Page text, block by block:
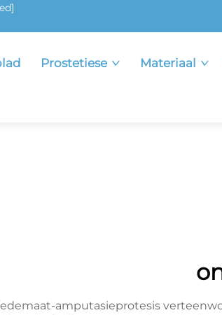
Prostetiese Materiaal
amputasieprotesis